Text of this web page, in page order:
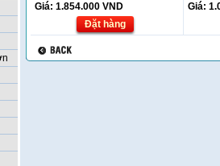
Giá: 1.854.000 VND
Đặt hàng
Giá: